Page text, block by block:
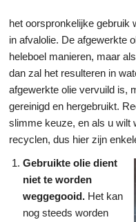
het oorspronkelijke gebruik
in afvalolie. De afgewerkte
heleboel manieren, maar
dan zal het resulteren in
afgewerkte olie vervuild is,
gereinigd en hergebruikt.
slimme keuze, en als u wilt
recyclen, dus hier zijn
Gebruikte olie dient
niet te worden
weggegooid. Het kan
nog steeds worden